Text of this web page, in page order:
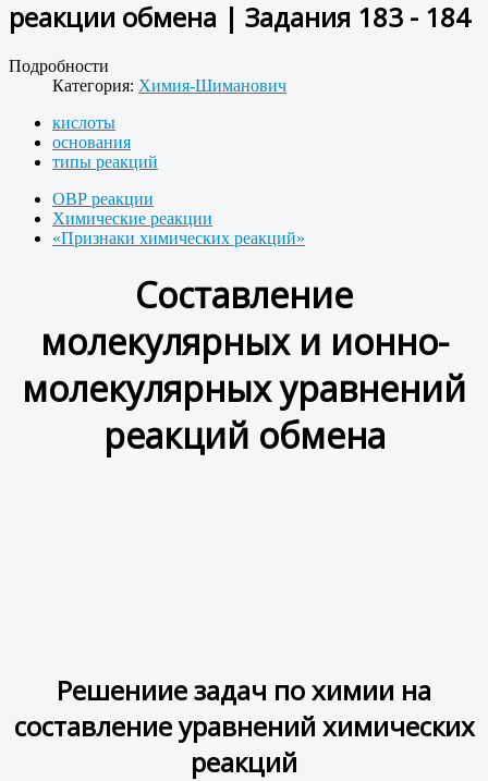
реакции обмена | Задания 183 - 184
Подробности
Категория: Химия-Шиманович
кислоты
основания
типы реакций
ОВР реакции
Химические реакции
«Признаки химических реакций»
Составление
молекулярных и ионно-
молекулярных уравнений
реакций обмена
Решениие задач по химии на
составление уравнений химических
реакций